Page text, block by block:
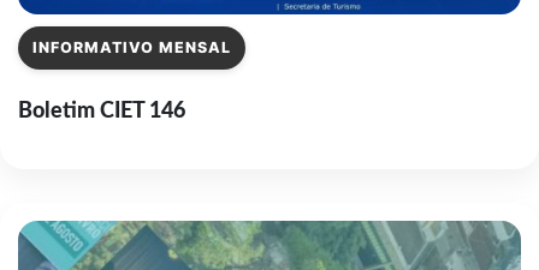
INFORMATIVO MENSAL
Boletim CIET 146